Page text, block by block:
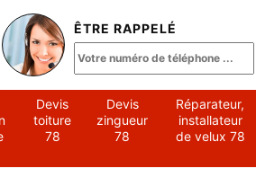
ÊTRE RAPPELÉ
Devis
toiture
78
Devis
zingueur
78
Réparateur,
installateur
de velux 78